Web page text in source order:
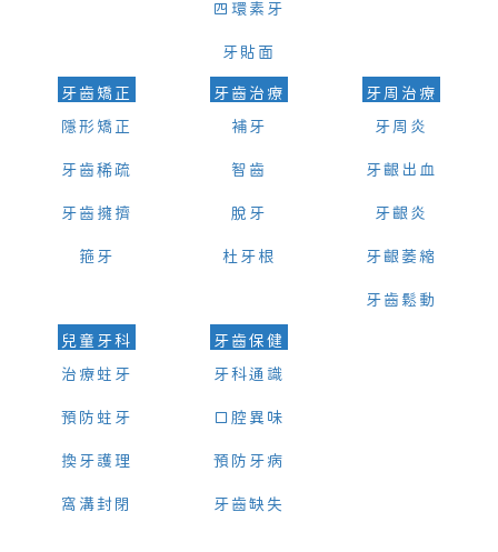
四環素牙
牙貼面
牙齒矯正
隱形矯正
牙齒稀疏
牙齒擁擠
箍牙
牙齒治療
補牙
智齒
脫牙
杜牙根
牙周治療
牙周炎
牙齦出血
牙齦炎
牙齦萎縮
牙齒鬆動
兒童牙科
治療蛀牙
預防蛀牙
換牙護理
窩溝封閉
牙齒保健
牙科通識
口腔異味
預防牙病
牙齒缺失